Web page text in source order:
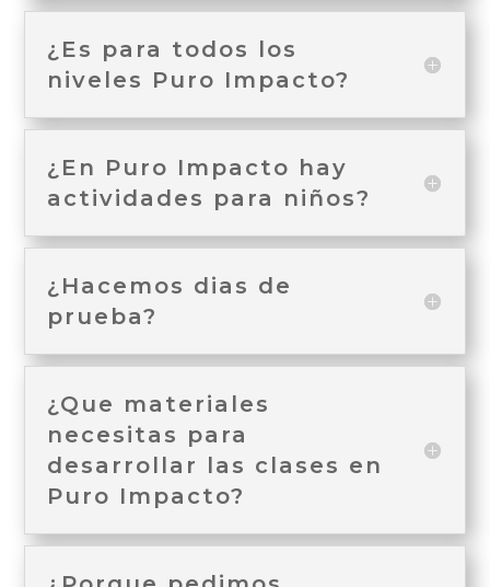
¿Es para todos los
niveles Puro Impacto?
¿En Puro Impacto hay
actividades para niños?
¿Hacemos dias de
prueba?
¿Que materiales
necesitas para
desarrollar las clases en
Puro Impacto?